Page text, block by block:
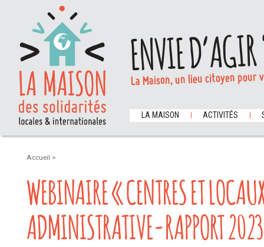
ENVIE
La Maison, un lieu citoyen
LA MAISON ACTIVITÉS
Accueil >
WEBINAIRE « CENTRES ET
ADMINISTRATIVE-RAPPORT